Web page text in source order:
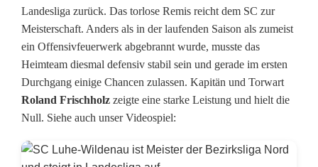
d
:
H
a
h
n
Landesliga zurück. Das torlose Remis reicht dem SC zur
Meisterschaft. Anders als in der laufenden Saison als zumeist
ein Offensivfeuerwerk abgebrannt wurde, musste das
Heimteam diesmal defensiv stabil sein und gerade im ersten
Durchgang einige Chancen zulassen. Kapitän und Torwart
Roland Frischholz zeigte eine starke Leistung und hielt die
Null. Siehe auch unser Videospiel: